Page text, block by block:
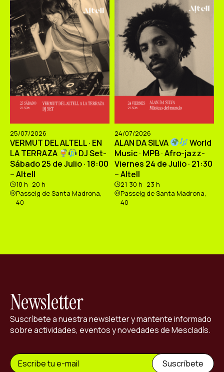
25/07/2026
VERMUT DEL ALTELL · EN
LA TERRAZA
DJ Set-
Sábado 25 de Julio · 18:00
– Altell
18 h -20 h
Passeig de Santa Madrona,
40
24/07/2026
ALAN DA SILVA
World
Music · MPB · Afro-jazz-
Viernes 24 de Julio · 21:30
– Altell
21:30 h -23 h
Passeig de Santa Madrona,
40
Newsletter
Suscríbete a nuestra newsletter y mantente informado
sobre actividades, eventos y novedades de Mescladís.